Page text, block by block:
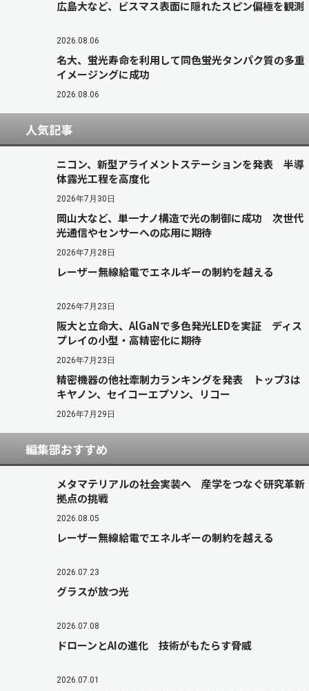
広島大など、ビスマス表面に隠れたスピン偏極を観測
2026.08.06
名大、蛍光寿命を利用して同色蛍光タンパク質の多重
イメージングに成功
2026.08.06
人気記事
ニコン、新型アライメントステーションを発表 半導
体露光工程を高度化
2026年7月30日
岡山大など、単一ナノ構造で光の制御に成功 次世代
光通信やセンサーへの応用に期待
2026年7月28日
レーザー無線給電でエネルギーの制約を越える
2026年7月23日
阪大と立命大、AlGaNで多色発光LEDを実証 ディス
プレイの小型・高精密化に期待
2026年7月23日
精密機器の他社牽制力ランキングを発表 トップ3は
キヤノン、セイコーエプソン、リコー
2026年7月29日
編集部おすすめ
メタマテリアルの社会実装へ 産学をつなぐ研究革新
拠点の挑戦
2026.08.05
レーザー無線給電でエネルギーの制約を越える
2026.07.23
グラスが放つ光
2026.07.08
ドローンとAIの進化 技術がもたらす脅威
2026.07.01